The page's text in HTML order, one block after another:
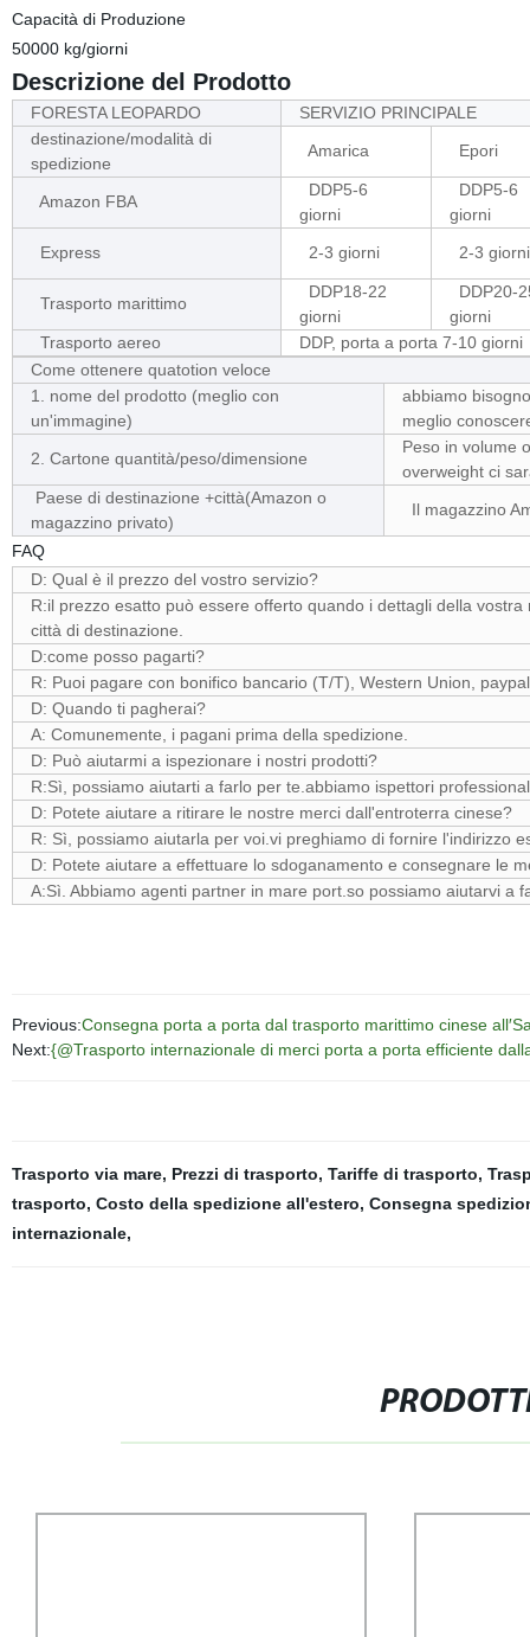
Capacità di Produzione
50000 kg/giorni
Descrizione del Prodotto
FORESTA LEOPARDO
SERVIZIO PRINCIPALE
destinazione/modalità di
spedizione
Amarica Epori
Amazon FBA
DDP5-6
giorni
DDP5-6
giorni
Express
2-3 giorni 2-3 giorni
Trasporto marittimo
DDP18-22
giorni
DDP20-
giorni
Trasporto aereo
DDP, porta a porta 7-10 giorni
Come ottenere quatotion veloce
1. nome del prodotto (meglio con
un'immagine)
abbiamo
meglio
2. Cartone quantità/peso/dimensione
Peso in volume
overweight ci
Paese di destinazione +città(Amazon o
magazzino privato)
Il magazzino
FAQ
D: Qual è il prezzo del vostro servizio?
R:il prezzo esatto può essere offerto quando i dettagli della
città di destinazione.
D:come posso pagarti?
R: Puoi pagare con bonifico bancario (T/T), Western Union,
D: Quando ti pagherai?
A: Comunemente, i pagani prima della spedizione.
D: Può aiutarmi a ispezionare i nostri prodotti?
R:Sì, possiamo aiutarti a farlo per te.abbiamo ispettori
D: Potete aiutare a ritirare le nostre merci dall'entroterra cinese?
R: Sì, possiamo aiutarla per voi.vi preghiamo di fornire l'indirizzo
D: Potete aiutare a effettuare lo sdoganamento e consegnare le
A:Sì. Abbiamo agenti partner in mare port.so possiamo aiutarvi a
Previous:Consegna porta a porta dal trasporto marittimo cinese
Next:{@Trasporto internazionale di merci porta a porta efficiente
Trasporto via mare, Prezzi di trasporto, Tariffe di trasporto,
trasporto, Costo della spedizione all'estero, Consegna
internazionale,